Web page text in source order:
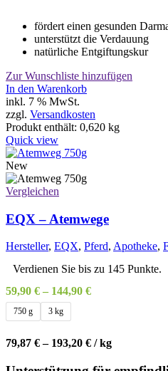
fördert einen gesunden
unterstützt die Verdauung
natürliche Entgiftungskur
Zur Wunschliste hinzufügen
In den Warenkorb
inkl. 7 % MwSt.
zzgl. Versandkosten
Produkt enthält: 0,620 kg
Quick view
New
Vergleichen
EQX – Atemwege
Hersteller, EQX, Pferd, Apotheke,
Verdienen Sie bis zu 145 Punkte.
59,90 € – 144,90 €
750 g 3 kg
79,87 €– 193,20 € /kg